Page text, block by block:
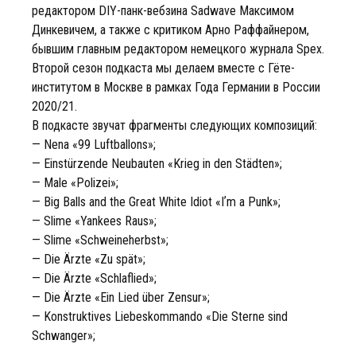
редактором DIY-панк-вебзина Sadwave Максимом
Динкевичем, а также с критиком Арно Раффайнером,
бывшим главным редактором немецкого журнала Spex.
Второй сезон подкаста мы делаем вместе с Гёте-
институтом в Москве в рамках Года Германии в России
2020/21.
В подкасте звучат фрагменты следующих композиций:
— Nena «99 Luftballons»;
— Einstürzende Neubauten «Krieg in den Städten»;
— Male «Polizei»;
— Big Balls and the Great White Idiot «Iʼm a Punk»;
— Slime «Yankees Raus»;
— Slime «Schweineherbst»;
— Die Ärzte «Zu spät»;
— Die Ärzte «Schlaflied»;
— Die Ärzte «Ein Lied über Zensur»;
— Konstruktives Liebeskommando «Die Sterne sind
Schwanger»;